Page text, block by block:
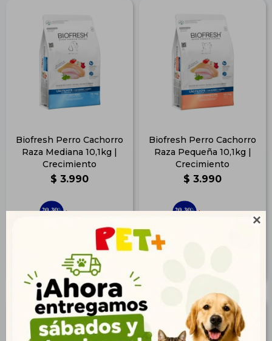

Biofresh Perro Cachorro
Raza Mediana 10,1kg |
Crecimiento
$ 3.990
$ 2.883
3.232
Biofresh Perro Cachorro
Raza Pequeña 10,1kg |
Crecimiento
$ 3.990
$ 2.883